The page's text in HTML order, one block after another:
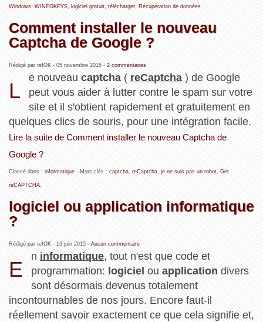
Windows, WINFOKEYS, logiciel gratuit, télécharger, Récupération de données
Comment installer le nouveau
Captcha de Google ?
Rédigé par refOK - 05 novembre 2015- 2 commentaires
L
e nouveaucaptcha( reCaptcha ) de Google
peut vous aider à lutter contre le spam sur votre
site et il s'obtient rapidement et gratuitement en
quelques clics de souris, pour une intégration facile.
Lire la suite de Comment installer le nouveau Captcha de
Google ?
Classé dans : informatique- Mots clés : captcha, reCaptcha, je ne suis pas un robot, Get
reCAPTCHA,
logiciel ou application informatique
?
Rédigé par refOK - 16 juin 2015- Aucun commentaire
E
n informatique, tout n'est que code et
programmation: logiciel ouapplication divers
sont désormais devenus totalement
incontournables de nos jours. Encore faut-il
réellement savoir exactement ce que cela signifie et,